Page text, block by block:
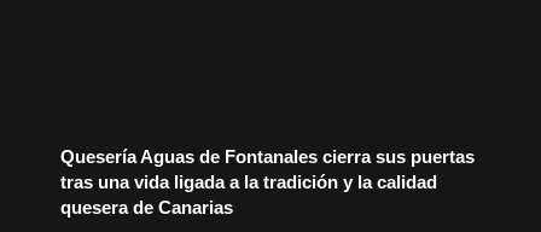
Quesería Aguas de Fontanales cierra sus puertas
tras una vida ligada a la tradición y la calidad
quesera de Canarias